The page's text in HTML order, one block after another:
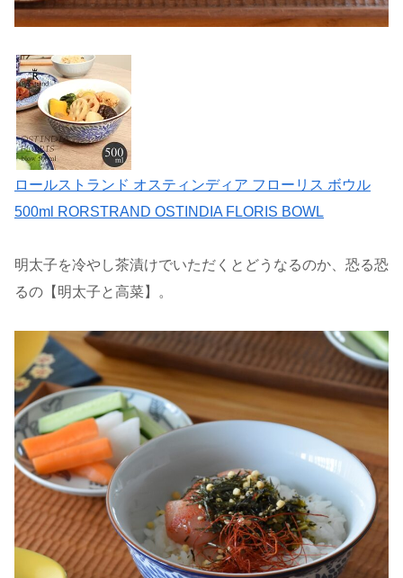
ロールストランド オスティンディア フローリス ボウル
500ml RORSTRAND OSTINDIA FLORIS BOWL
明太子を冷やし茶漬けでいただくとどうなるのか、恐る恐
るの【明太子と高菜】。